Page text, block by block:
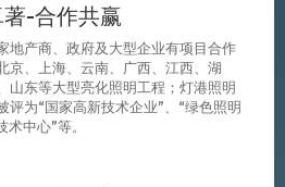
-合作共赢
地产商、政府及大型企业有项目合作
京、上海、云南、广西、江西、湖
山东等大型亮化照明工程；灯港照明
评为“国家高新技术企业”、“绿色照明
术中心”等。